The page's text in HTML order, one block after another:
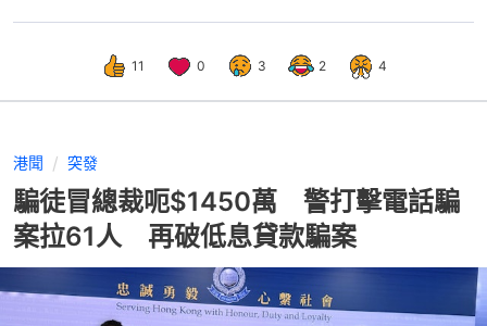
11 0 3 2 4
港聞 突發
騙徒冒總裁呃$1450萬 警打擊電話騙
案拉61人 再破低息貸款騙案